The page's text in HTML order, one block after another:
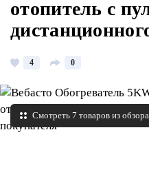
отопитель с
4 0
Смотреть 7 товаров из обзора